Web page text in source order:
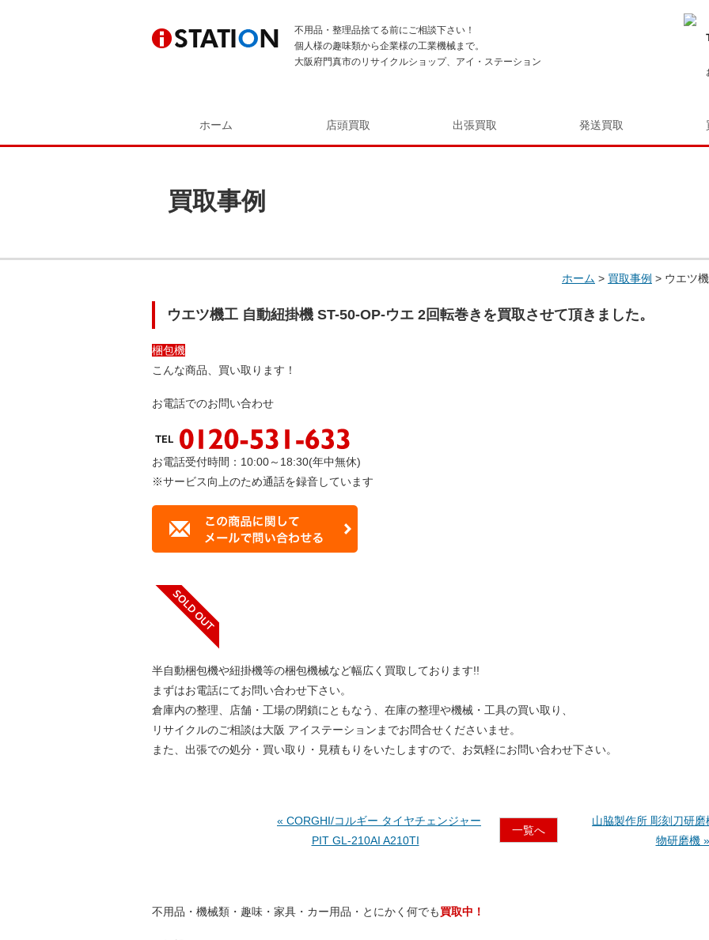
不用品・整理品捨てる前にご相談下さい！
個人様の趣味類から企業様の工業機械まで。
大阪府門真市のリサイクルショップ、アイ・ステーション
ホーム 店頭買取 出張買取 発送買取
買取事例
ホーム > 買取事例 > ウエツ
ウエツ機工 自動紐掛機 ST-50-OP-ウエ 2回転巻きを買取させて頂きました。
梱包機
こんな商品、買い取ります！
お電話でのお問い合わせ
お電話受付時間：10:00～18:30(年中無休)
※サービス向上のため通話を録音しています
半自動梱包機や紐掛機等の梱包機械など幅広く買取しております!!
まずはお電話にてお問い合わせ下さい。
倉庫内の整理、店舗・工場の閉鎖にともなう、在庫の整理や機械・工具の買い取り、
リサイクルのご相談は大阪 アイステーションまでお問合せくださいませ。
また、出張での処分・買い取り・見積もりをいたしますので、お気軽にお問い合わせ下さい。
« CORGHI/コルギー タイヤチェンジャー
PIT GL-210AI A210TI
一覧へ
山脇製作所 彫刻刀研
物研磨機 »
不用品 ・ 機械類 ・ 趣味 ・ 家具 ・ カー用品 ・ とにかく 何でも買取中！